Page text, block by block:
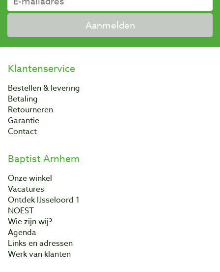
Aanmelden
Klantenservice
Bestellen & levering
Betaling
Retourneren
Garantie
Contact
Baptist Arnhem
Onze winkel
Vacatures
Ontdek IJsseloord 1
NOEST
Wie zijn wij?
Agenda
Links en adressen
Werk van klanten